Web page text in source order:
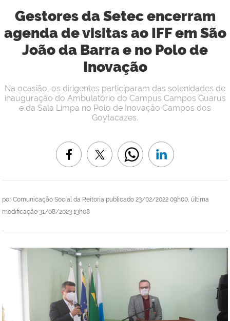
Gestores da Setec encerram
agenda de visitas ao IFF em São
João da Barra e no Polo de
Inovação
por Comunicação Social da Reitoria publicado 23/02/2022 09h00, última
modificação 31/08/2023 13h08
Na ocasião, os dirigentes participaram das solenidades de
inauguração do Ambulatório do Campus Campos Guarus
e da Sala Limpa no Polo de Inovação Campos dos
Goytacazes.